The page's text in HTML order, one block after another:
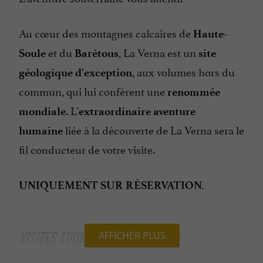
Au cœur des montagnes calcaires de Haute-
Soule et du Barétous, La Verna est un site
géologique d'exception, aux volumes hors du
commun, qui lui confèrent une renommée
mondiale. L'extraordinaire aventure
humaine liée à la découverte de La Verna sera le
fil conducteur de votre visite.
UNIQUEMENT SUR RÉSERVATION.
VISITES TOURISTIQUESAFFICHER PLUS